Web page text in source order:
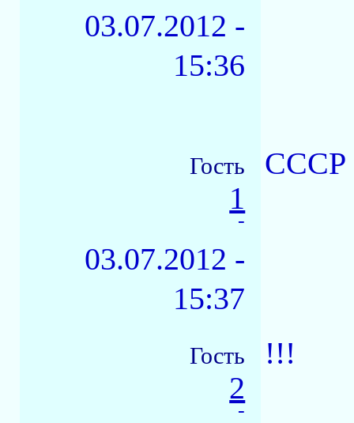
03.07.2012 -
15:36
Гость
1
-
03.07.2012 -
15:37
CCCР
Гость
2
-
!!!